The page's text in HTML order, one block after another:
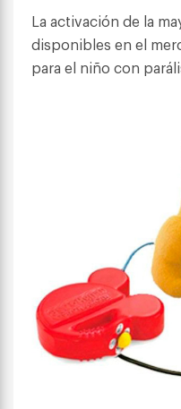
La activación de la
disponibles en el
para el niño con